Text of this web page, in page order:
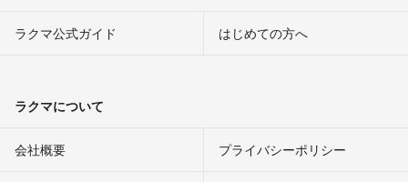
ラクマ公式ガイド はじめての方へ
ラクマについて
会社概要 プライバシーポリシー